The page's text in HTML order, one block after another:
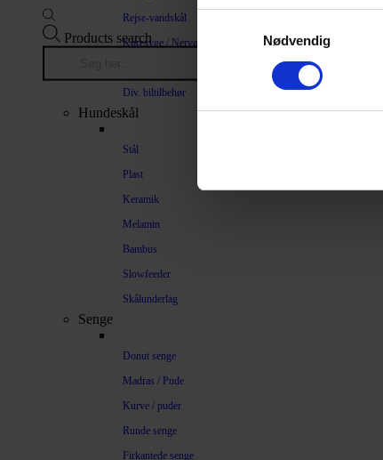
Nødvendig
Rejse-vandskål
Køresyge / Nervøsitet
Div. biltilbehør
Hundeskål
Stål
Plast
Keramik
Melamin
Bambus
Slowfeeder
Skålunderlag
Senge
Donut senge
Madras / Pude
Kurve / puder
Runde senge
Firkantede senge
Products search